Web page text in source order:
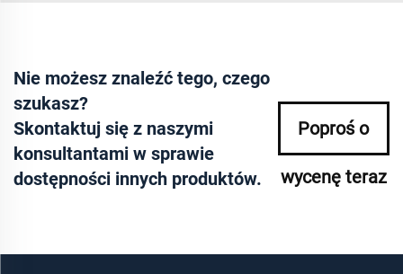
Nie możesz znaleźć tego, czego
szukasz?
Skontaktuj się z naszymi
konsultantami w sprawie
dostępności innych produktów.
Poproś o
wycenę teraz